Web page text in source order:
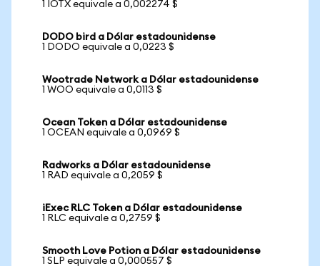
1 IOTX equivale a 0,002274 $
DODO bird a Dólar estadounidense
1 DODO equivale a 0,0223 $
Wootrade Network a Dólar estadounidense
1 WOO equivale a 0,0113 $
Ocean Token a Dólar estadounidense
1 OCEAN equivale a 0,0969 $
Radworks a Dólar estadounidense
1 RAD equivale a 0,2059 $
iExec RLC Token a Dólar estadounidense
1 RLC equivale a 0,2759 $
Smooth Love Potion a Dólar estadounidense
1 SLP equivale a 0,000557 $